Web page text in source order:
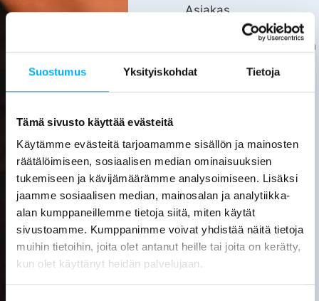
Suostumus Yksityiskohdat Tietoja
Tämä sivusto käyttää evästeitä
Käytämme evästeitä tarjoamamme sisällön ja mainosten
räätälöimiseen, sosiaalisen median ominaisuuksien
tukemiseen ja kävijämäärämme analysoimiseen. Lisäksi
jaamme sosiaalisen median, mainosalan ja analytiikka-
alan kumppaneillemme tietoja siitä, miten käytät
sivustoamme. Kumppanimme voivat yhdistää näitä tietoja
muihin tietoihin, joita olet antanut heille tai joita on kerätty,
kun olet käyttänyt heidän palvelujaan.
Asiakas
kotitalousvähennyksen
itse.
verottajan
sivuilta.
Laske
viemärin
sukituksen
hinta